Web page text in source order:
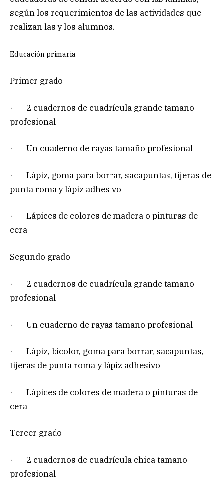
según los requerimientos de las actividades que
realizan las y los alumnos.
Educación primaria
Primer grado
· 2 cuadernos de cuadrícula grande tamaño
profesional
· Un cuaderno de rayas tamaño profesional
· Lápiz, goma para borrar, sacapuntas, tijeras de
punta roma y lápiz adhesivo
· Lápices de colores de madera o pinturas de
cera
Segundo grado
· 2 cuadernos de cuadrícula grande tamaño
profesional
· Un cuaderno de rayas tamaño profesional
· Lápiz, bicolor, goma para borrar, sacapuntas,
tijeras de punta roma y lápiz adhesivo
· Lápices de colores de madera o pinturas de
cera
Tercer grado
· 2 cuadernos de cuadrícula chica tamaño
profesional